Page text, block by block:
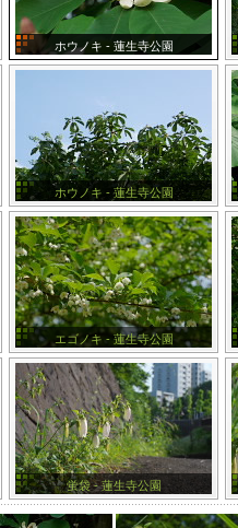
ホウノキ - 蓮生寺公園
ホウノキ - 蓮生寺公園
エゴノキ - 蓮生寺公園
蛍袋 - 蓮生寺公園